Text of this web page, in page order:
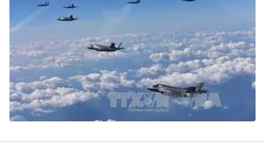
Theo dõi báo trên
Cơ quan chủ quản:Đài Truyền hình Việt Nam
Cơ quan báo chí:Thời báo VTV
Giấy phép hoạt động báo in và báo điện tử số 483/GP-BTTTT